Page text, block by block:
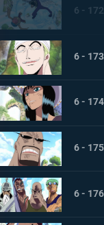
6 - 172
6 - 173
6 - 174
6 - 175
6 - 176